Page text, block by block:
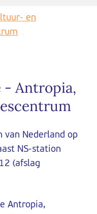
en
Antropia,
van Nederland op
NS-station
(afslag
Antropia,